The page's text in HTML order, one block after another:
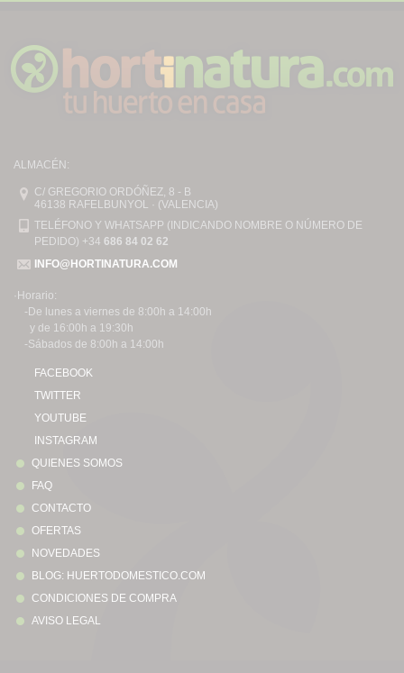
ALMACÉN:
C/ GREGORIO ORDÓÑEZ, 8 - B
46138 RAFELBUNYOL · (VALENCIA)
TELÉFONO Y WHATSAPP (INDICANDO NOMBRE O NÚMERO DE
PEDIDO) +34 686 84 02 62
INFO@HORTINATURA.COM
·Horario:
-De lunes a viernes de 8:00h a 14:00h
y de 16:00h a 19:30h
-Sábados de 8:00h a 14:00h
FACEBOOK
TWITTER
YOUTUBE
INSTAGRAM
QUIENES SOMOS
FAQ
CONTACTO
OFERTAS
NOVEDADES
BLOG: HUERTODOMESTICO.COM
CONDICIONES DE COMPRA
AVISO LEGAL